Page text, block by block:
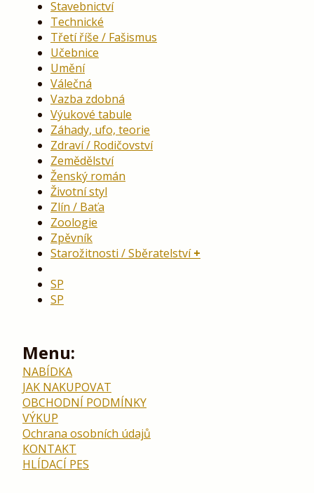
Stavebnictví
Technické
Třetí říše / Fašismus
Učebnice
Umění
Válečná
Vazba zdobná
Výukové tabule
Záhady, ufo, teorie
Zdraví / Rodičovství
Zemědělství
Ženský román
Životní styl
Zlín / Baťa
Zoologie
Zpěvník
Starožitnosti / Sběratelství
SP
SP
Menu:
NABÍDKA
JAK NAKUPOVAT
OBCHODNÍ PODMÍNKY
VÝKUP
Ochrana osobních údajů
KONTAKT
HLÍDACÍ PES